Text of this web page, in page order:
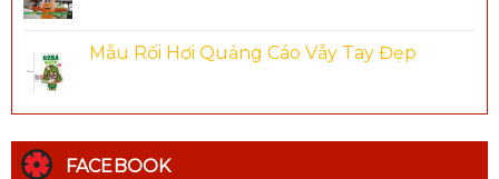
Mẫu Rối Hơi Quảng Cáo Vẫy Tay Đẹp
FACEBOOK